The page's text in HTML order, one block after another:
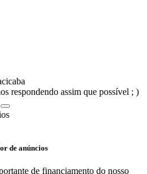
respondendo assim que possível ; )
de anúncios
de financiamento do nosso